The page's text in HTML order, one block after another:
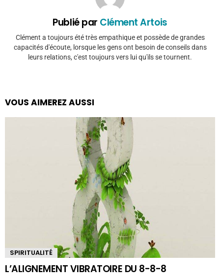
Publié par Clément Artois
Clément a toujours été très empathique et possède de grandes
capacités d'écoute, lorsque les gens ont besoin de conseils dans
leurs relations, c'est toujours vers lui qu'ils se tournent.
VOUS AIMEREZ AUSSI
SPIRITUALITÉ
L’ALIGNEMENT VIBRATOIRE DU 8-8-8